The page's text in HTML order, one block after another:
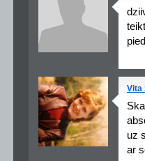
Vita
uz
ar